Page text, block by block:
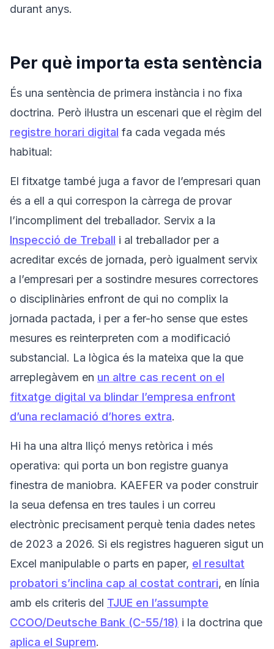
durant anys.
Per què importa esta sentència
És una sentència de primera instància i no fixa
doctrina. Però il·lustra un escenari que el règim del
registre horari digital fa cada vegada més
habitual:
El fitxatge també juga a favor de l’empresari quan
és a ell a qui correspon la càrrega de provar
l’incompliment del treballador. Servix a la
Inspecció de Treball i al treballador per a
acreditar excés de jornada, però igualment servix
a l’empresari per a sostindre mesures correctores
o disciplinàries enfront de qui no complix la
jornada pactada, i per a fer-ho sense que estes
mesures es reinterpreten com a modificació
substancial. La lògica és la mateixa que la que
arreplegàvem en un altre cas recent on el
fitxatge digital va blindar l’empresa enfront
d’una reclamació d’hores extra.
Hi ha una altra lliçó menys retòrica i més
operativa: qui porta un bon registre guanya
finestra de maniobra. KAEFER va poder construir
la seua defensa en tres taules i un correu
electrònic precisament perquè tenia dades netes
de 2023 a 2026. Si els registres hagueren sigut un
Excel manipulable o parts en paper, el resultat
probatori s’inclina cap al costat contrari, en línia
amb els criteris del TJUE en l’assumpte
CCOO/Deutsche Bank (C-55/18) i la doctrina que
aplica el Suprem.